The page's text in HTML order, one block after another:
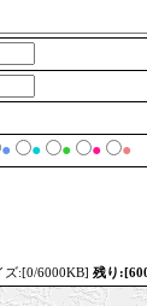
● ● ● ● ●
ズ:[0/6000KB] 残り